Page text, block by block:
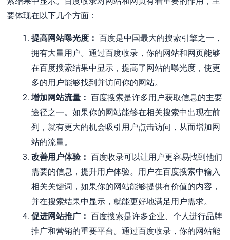
要体现在以下几个方面：
提高网站曝光度： 百度是中国最大的搜索引擎之一，
拥有大量用户。通过百度收录，你的网站和网页能够
在百度搜索结果中显示，提高了网站的曝光度，使更
多的用户能够找到并访问你的网站。
增加网站流量： 百度搜索是许多用户获取信息的主要
途径之一。如果你的网站能够在相关搜索中出现在前
列，就有更大的机会吸引用户点击访问，从而增加网
站的流量。
改善用户体验： 百度收录可以让用户更容易找到他们
需要的信息，提升用户体验。用户在百度搜索中输入
相关关键词，如果你的网站能够提供有价值的内容，
并在搜索结果中显示，就能更好地满足用户需求。
促进网站推广： 百度搜索是许多企业、个人进行品牌
推广和营销的重要平台。通过百度收录，你的网站能